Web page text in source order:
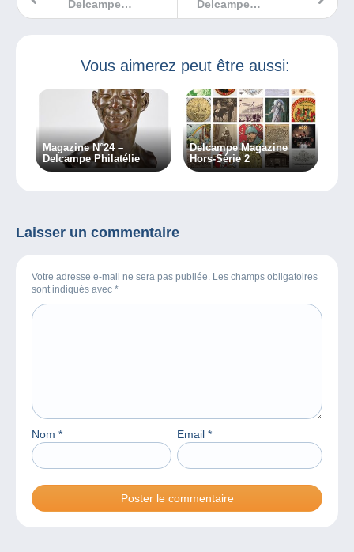
Delcampe
Magazine
Delcampe
Magazine
Vous aimerez peut être aussi:
Magazine N°24 –
Delcampe Philatélie
Delcampe Magazine
Hors-Série 2
Laisser un commentaire
Votre adresse e-mail ne sera pas publiée. Les champs obligatoires
sont indiqués avec *
Nom * Email *